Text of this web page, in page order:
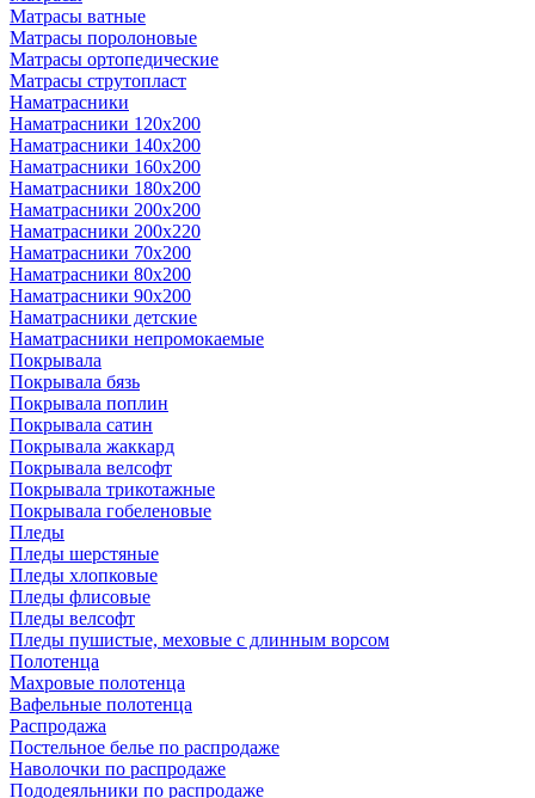
Матрасы ватные
Матрасы поролоновые
Матрасы ортопедические
Матрасы струтопласт
Наматрасники
Наматрасники 120х200
Наматрасники 140х200
Наматрасники 160х200
Наматрасники 180х200
Наматрасники 200х200
Наматрасники 200х220
Наматрасники 70х200
Наматрасники 80х200
Наматрасники 90х200
Наматрасники детские
Наматрасники непромокаемые
Покрывала
Покрывала бязь
Покрывала поплин
Покрывала сатин
Покрывала жаккард
Покрывала велсофт
Покрывала трикотажные
Покрывала гобеленовые
Пледы
Пледы шерстяные
Пледы хлопковые
Пледы флисовые
Пледы велсофт
Пледы пушистые, меховые с длинным ворсом
Полотенца
Махровые полотенца
Вафельные полотенца
Распродажа
Постельное белье по распродаже
Наволочки по распродаже
Пододеяльники по распродаже